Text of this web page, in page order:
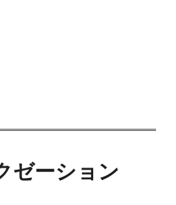
ゼーション